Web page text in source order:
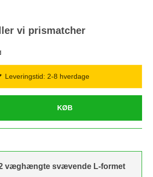
vi prismatcher
Leveringstid: 2-8 hverdage
KØB
væghængte svævende L-formet